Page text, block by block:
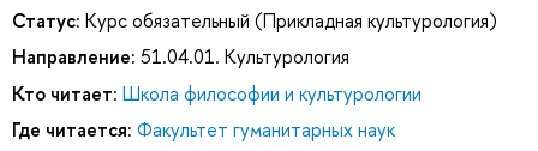
Статус: Курс обязательный (Прикладная культурология)
Направление: 51.04.01. Культурология
Кто читает: Школа философии и культурологии
Где читается: Факультет гуманитарных наук